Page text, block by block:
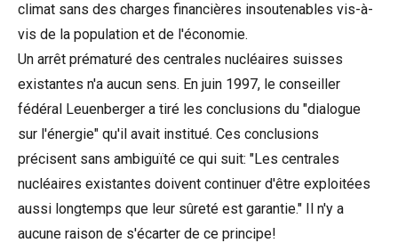
climat sans des charges financières insoutenables vis-à-
vis de la population et de l'économie.
Un arrêt prématuré des centrales nucléaires suisses
existantes n'a aucun sens. En juin 1997, le conseiller
fédéral Leuenberger a tiré les conclusions du "dialogue
sur l'énergie" qu'il avait institué. Ces conclusions
précisent sans ambiguïté ce qui suit: "Les centrales
nucléaires existantes doivent continuer d'être exploitées
aussi longtemps que leur sûreté est garantie." Il n'y a
aucune raison de s'écarter de ce principe!